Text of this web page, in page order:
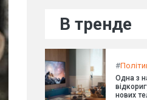
В тренде
#
Одна з
нових